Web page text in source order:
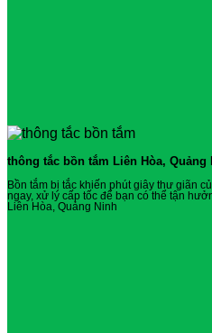
thông tắc bồn tắm Liên Hòa, Quảng
Bồn tắm bị tắc khiến phút giây thư giãn
ngay, xử lý cấp tốc để bạn có thể tận
Liên Hòa, Quảng Ninh